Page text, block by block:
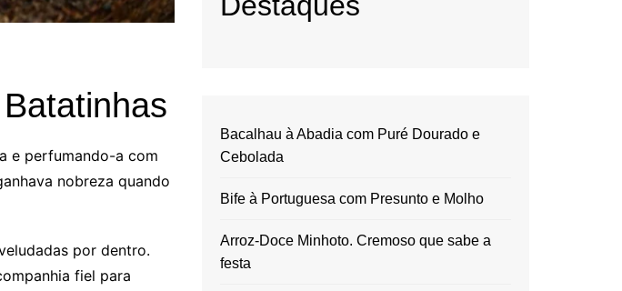
e perfumando-a com
nobreza quando
por dentro.
fiel para
Bacalhau à Abadia com Puré Dourado e
Cebolada
Bife à Portuguesa com Presunto e Molho
Arroz-Doce Minhoto. Cremoso que sabe a
festa